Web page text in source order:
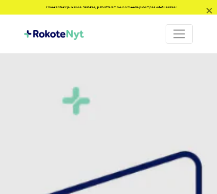
Omakantakirjauksissa ruuhkaa, pahoittelemme normaalia pidempää odotusaikaa!